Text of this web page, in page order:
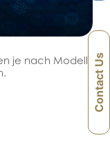
je nach Modell
Contact Us